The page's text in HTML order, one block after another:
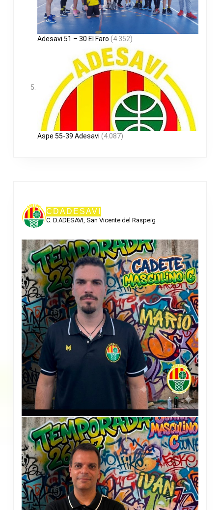
Adesavi 51 – 30 El Faro (4.352)
Aspe 55-39 Adesavi (4.087)
CDADESAVI
C. D.ADESAVI, San Vicente del Raspeig